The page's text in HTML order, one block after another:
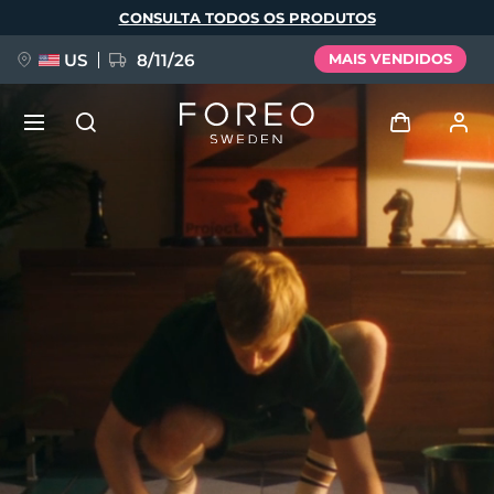
principal
CONSULTA TODOS OS PRODUTOS
US 8/11/26 MAIS VENDIDOS
Entrar
Meus aparelhos
Meus pedidos
Meus endereços
As minhas subscrições
NOVIDADE
FAQ™ Pure Beauty-Tech Elixir
issa™ Teeth Whitening Set
Idioma
Italiano
Português
Svenska
Русский
简体中文 繁體中文